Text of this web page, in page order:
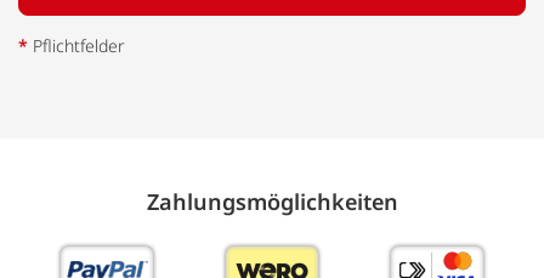
* Pflichtfelder
Zahlungs­möglich­keiten